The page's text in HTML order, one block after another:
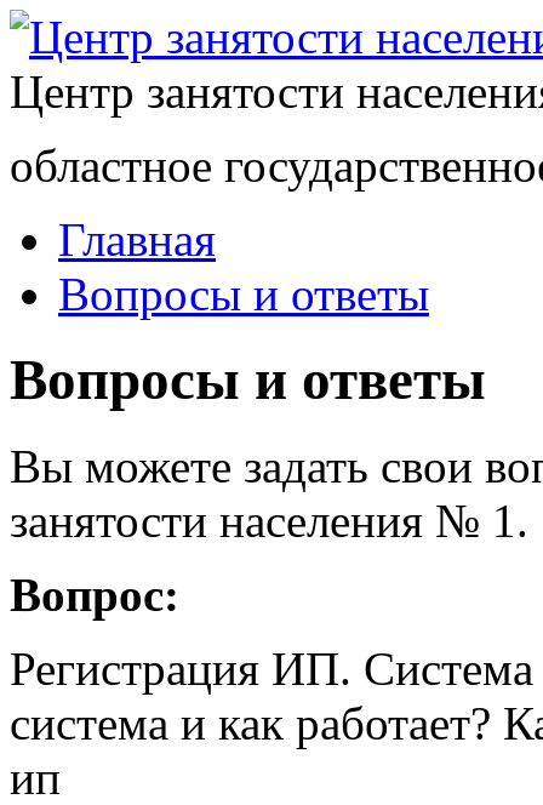
Центр занятости
областное
Главная
Вопросы и ответы
Вопросы и ответы
Вы можете задать свои
занятости населения № 1.
Вопрос:
Регистрация ИП.
система и как работает?
ип